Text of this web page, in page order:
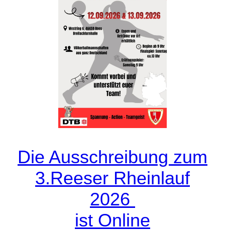
Die Ausschreibung zum
3.Reeser Rheinlauf
2026
ist Online